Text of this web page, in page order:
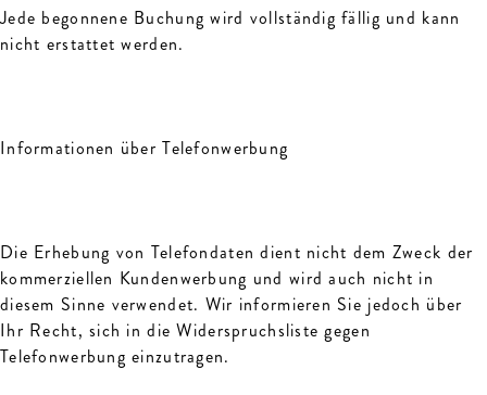
Jede begonnene Buchung wird vollständig fällig und kann
nicht erstattet werden.
Informationen über Telefonwerbung
Die Erhebung von Telefondaten dient nicht dem Zweck der
kommerziellen Kundenwerbung und wird auch nicht in
diesem Sinne verwendet. Wir informieren Sie jedoch über
Ihr Recht, sich in die Widerspruchsliste gegen
Telefonwerbung einzutragen.